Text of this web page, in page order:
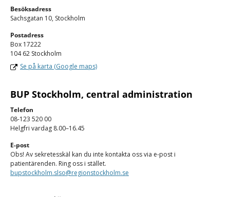
Besöksadress
Sachsgatan 10, Stockholm
Postadress
Box 17222
104 62 Stockholm
Se på karta (Google maps)
BUP Stockholm, central administration
Telefon
08-123 520 00
Helgfri vardag 8.00–16.45
E-post
Obs! Av sekretesskäl kan du inte kontakta oss via e-post i
patientärenden. Ring oss i stället.
bupstockholm.slso@regionstockholm.se